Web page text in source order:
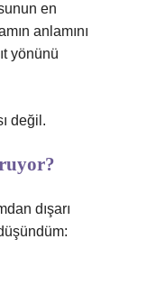
en
anlamını
yönünü
değil.
dışarı